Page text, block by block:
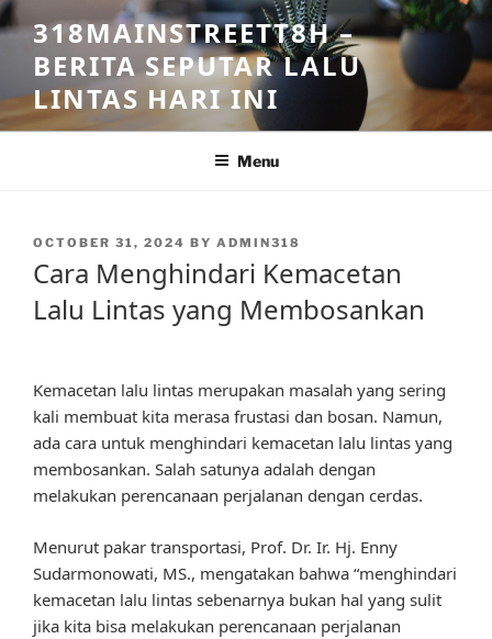
Skip
to
content
318MAINSTREETT8H –
BERITA SEPUTAR LALU
LINTAS HARI INI
Menu
POSTED
OCTOBER 31, 2024 BY ADMIN318
Cara Menghindari Kemacetan
Lalu Lintas yang Membosankan
Kemacetan lalu lintas merupakan masalah yang sering
kali membuat kita merasa frustasi dan bosan. Namun,
ada cara untuk menghindari kemacetan lalu lintas yang
membosankan. Salah satunya adalah dengan
melakukan perencanaan perjalanan dengan cerdas.
Menurut pakar transportasi, Prof. Dr. Ir. Hj. Enny
Sudarmonowati, MS., mengatakan bahwa “menghindari
kemacetan lalu lintas sebenarnya bukan hal yang sulit
jika kita bisa melakukan perencanaan perjalanan